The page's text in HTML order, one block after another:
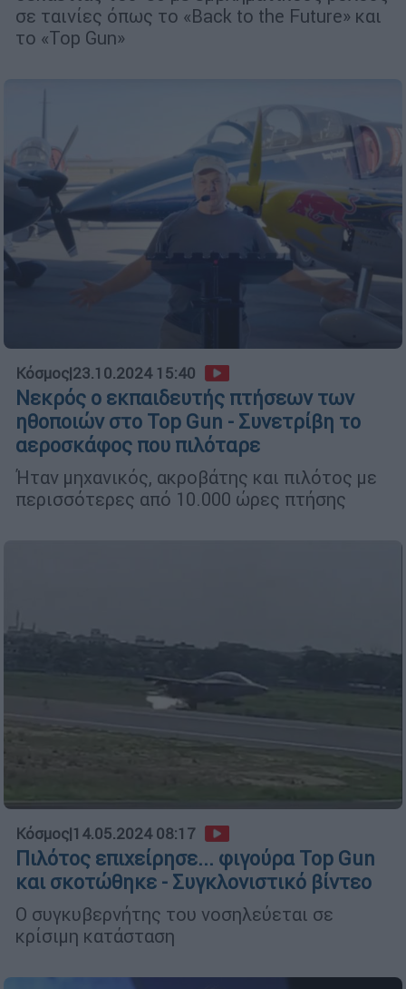
σε ταινίες όπως το «Back to the Future» και
το «Top Gun»
Κόσμος|23.10.2024 15:40
Νεκρός ο εκπαιδευτής πτήσεων των
ηθοποιών στο Top Gun - Συνετρίβη το
αεροσκάφος που πιλόταρε
Ήταν μηχανικός, ακροβάτης και πιλότος με
περισσότερες από 10.000 ώρες πτήσης
Κόσμος|14.05.2024 08:17
Πιλότος επιχείρησε... φιγούρα Top Gun
και σκοτώθηκε - Συγκλονιστικό βίντεο
Ο συγκυβερνήτης του νοσηλεύεται σε
κρίσιμη κατάσταση